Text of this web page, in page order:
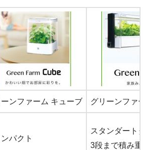
ンファーム キューブ グリーンファー
パクト
スタンダートタ
3段まで積み重